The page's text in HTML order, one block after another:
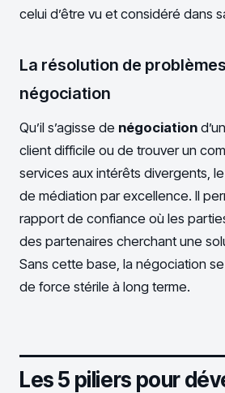
celui d’être vu et considéré dans
La résolution de
négociation
Qu’il s’agisse de négociation
client difficile ou de trouver un
services aux intérêts divergents,
de médiation par excellence. Il
rapport de confiance où les
des partenaires cherchant une
Sans cette base, la négociation
de force stérile à long terme.
Les 5 piliers pour